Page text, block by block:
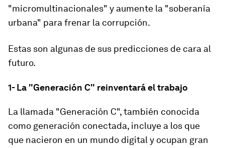
"micromultinacionales" y aumente la "soberanía
urbana" para frenar la corrupción.
Estas son algunas de sus predicciones de cara al
futuro.
1- La "Generación C" reinventará el trabajo
La llamada "Generación C", también conocida
como generación conectada, incluye a los que
que nacieron en un mundo digital y ocupan gran